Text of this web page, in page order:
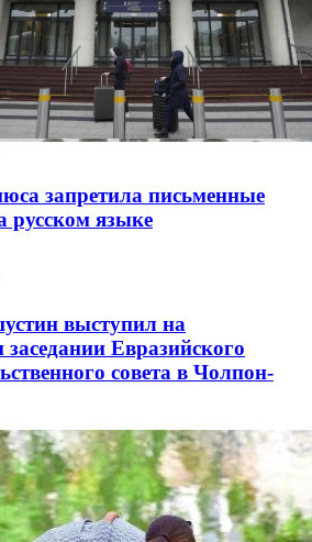
запретила письменные
русском языке
выступил на
Евразийского
совета в Чолпон-